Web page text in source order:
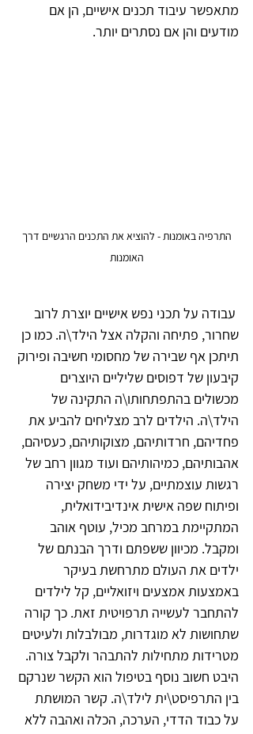
מתאפשר עיבוד תכנים אישיים, הן אם
מודעים והן אם נסתרים יותר.
התרפיה באומנות - להוציא את התכנים הרגשיים דרך
האומנות
עבודה על תכני נפש אישיים יוצרת לרוב
שחרור, פתיחה והקלה אצל הילד\ה. כמו כן
תיתכן אף שבירה של מחסומי חשיבה ופירוק
קיבעון של דפוסים שליליים היוצרים
מכשולים בהתפתחותו\ה התקינה של
הילד\ה. הילדים לרב מצליחים להביע את
פחדיהם, חרדותיהם, מצוקותיהם, כעסיהם,
אהבותיהם, כמיהותיהם ועוד מגוון רחב של
רגשות עוצמתיים, על ידי משחק יצירה
ופיתוח שפה אישית אינדיבידואלית,
המתקיימת במרחב מכיל, עוטף אוהב
ומקבל. מכיוון ששפתם ודרך הבנתם של
ילדים את העולם מתרחשת בעיקר
באמצעות אמצעים ויזואליים, קל לילדים
להתחבר לעשייה תרפויטית זאת. כך קורה
שתחושות לא מוגדרות, מבולבלות ולעיטים
מטרידות מתחילות להתבהר ולקבל צורה.
היבט חשוב נוסף בטיפול הוא הקשר שנרקם
בין התרפיסט\ית לילד\ה. קשר המושתת
על כבוד הדדי, הערכה, הכלה ואהבה ללא